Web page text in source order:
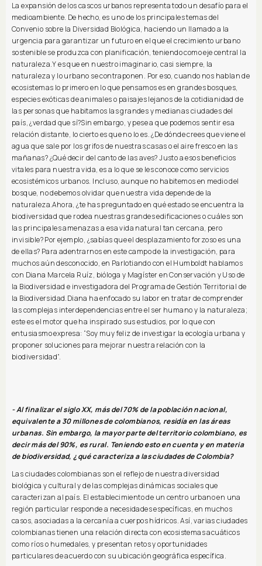
La expansión de los cascos urbanos representa todo un desafío para el
medioambiente. De hecho, es uno de los principales temas del
Convenio sobre la Diversidad Biológica, haciendo un llamado a la
urgencia para garantizar un futuro en el que el crecimiento urbano
sostenible se produzca con planificación, teniendo como eje central la
naturaleza.Y es que en nuestro imaginario, casi siempre, la
naturaleza y lo urbano se contraponen. Por eso, cuando nos hablan de
ecosistemas lo primero en lo que pensamos es en grandes bosques,
especies exóticas de animales o paisajes lejanos de la cotidianidad de
las personas que habitamos las grandes y medianas ciudades del
país, ¿verdad que sí?Sin embargo, y pese a que podemos sentir esa
relación distante, lo cierto es que no lo es. ¿De dónde crees que viene el
agua que sale por los grifos de nuestras casas o el aire fresco en las
mañanas? ¿Qué decir del canto de las aves? Justo a esos beneficios
vitales para nuestra vida, es a lo que se les conoce como servicios
ecosistémicos urbanos. Incluso, aunque no habitemos en medio del
bosque, no debemos olvidar que nuestra vida depende de la
naturaleza.Ahora, ¿te has preguntado en qué estado se encuentra la
biodiversidad que rodea nuestras grandes edificaciones o cuáles son
las principales amenazas a esa vida natural tan cercana, pero
invisible? Por ejemplo, ¿sabías que el desplazamiento forzoso es una
de ellas? Para adentrarnos en este campo de la investigación, para
muchos aún desconocido, en Parlotiando con el Humboldt hablamos
con Diana Marcela Ruíz, bióloga y Magíster en Conservación y Uso de
la Biodiversidad e investigadora del Programa de Gestión Territorial de
la Biodiversidad.Diana ha enfocado su labor en tratar de comprender
las complejas interdependencias entre el ser humano y la naturaleza;
este es el motor que ha inspirado sus estudios, por lo que con
entusiasmo expresa: “Soy muy feliz de investigar la ecología urbana y
proponer soluciones para mejorar nuestra relación con la
biodiversidad”.
- Al finalizar el siglo XX, más del 70% de la población nacional,
equivalente a 30 millones de colombianos, residía en las áreas
urbanas. Sin embargo, la mayor parte del territorio colombiano, es
decir más del 90%, es rural. Teniendo esto en cuenta y en materia
de biodiversidad, ¿qué caracteriza a las ciudades de Colombia?
Las ciudades colombianas son el reflejo de nuestra diversidad
biológica y cultural y de las complejas dinámicas sociales que
caracterizan al país. El establecimiento de un centro urbano en una
región particular responde a necesidades específicas, en muchos
casos, asociadas a la cercanía a cuerpos hídricos. Así, varias ciudades
colombianas tienen una relación directa con ecosistemas acuáticos
como ríos o humedales, y presentan retos y oportunidades
particulares de acuerdo con su ubicación geográfica específica.